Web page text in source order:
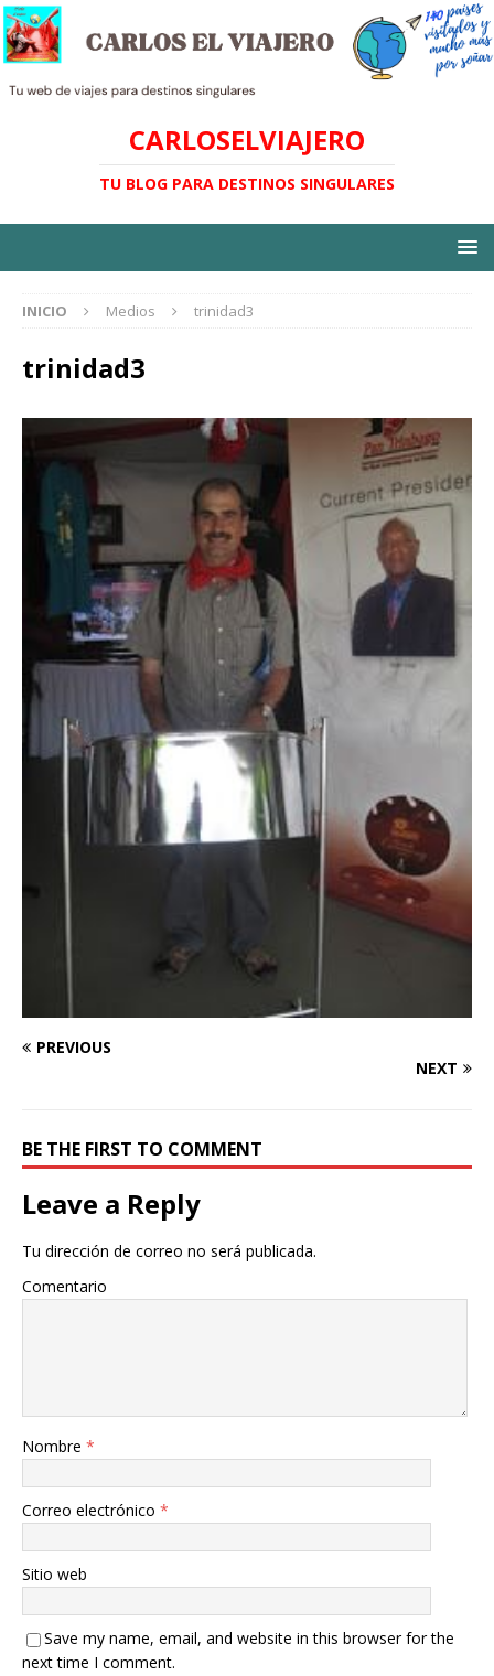
CARLOSELVIAJERO
TU BLOG PARA DESTINOS SINGULARES
INICIO Medios trinidad3
trinidad3
PREVIOUS
NEXT
BE THE FIRST TO COMMENT
Leave a Reply
Tu dirección de correo no será publicada.
Comentario
Nombre *
Correo electrónico *
Sitio web
Save my name, email, and website in this browser for the
next time I comment.